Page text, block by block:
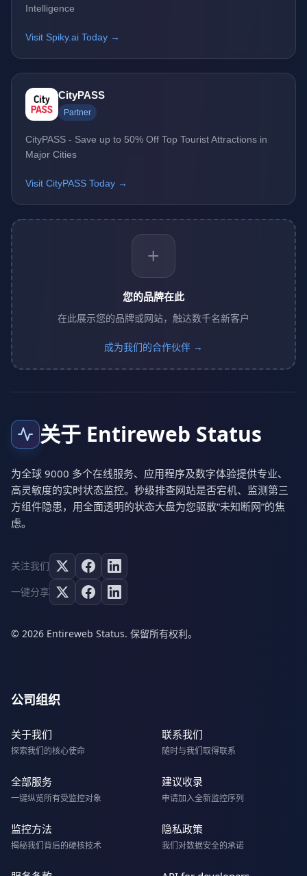
Intelligence
Visit Spiky.ai Today →
CityPASS
Partner
CityPASS - Save up to 50% Off Top Tourist Attractions in
Major Cities
Visit CityPASS Today →
+
您的品牌在此
在此展示您的品牌或网站，触达数千名新客户
成为我们的合作伙伴 →
关于 Entireweb Status
为全球 9000 多个在线服务、应用程序及数字体验提供专业、
高灵敏度的实时状态监控。秒级排查网站是否宕机、监测第三
方组件隐患，用全面透明的状态大盘为您驱散“未知断网”的焦
虑。
关注我们
一键分享
© 2026 Entireweb Status. 保留所有权利。
公司组织
关于我们
探索我们的核心使命
联系我们
随时与我们取得联系
全部服务
一键纵览所有受监控对象
建议收录
申请加入全新监控序列
监控方法
揭秘我们背后的硬核技术
隐私政策
我们对数据安全的承诺